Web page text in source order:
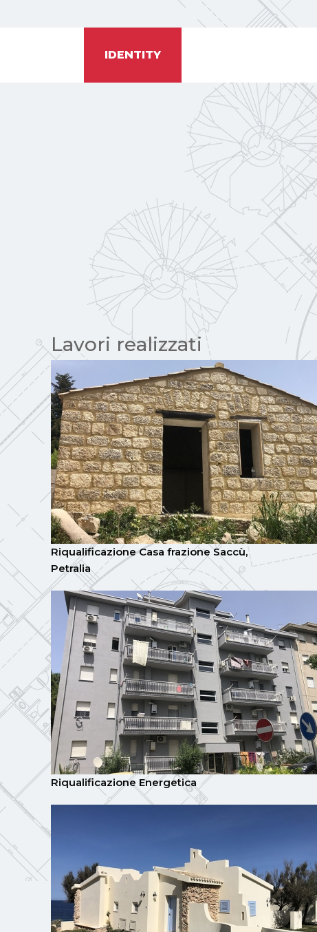
IDENTITY
Lavori realizzati
Riqualificazione Casa frazione Saccù,
Petralia
Riqualificazione Energetica